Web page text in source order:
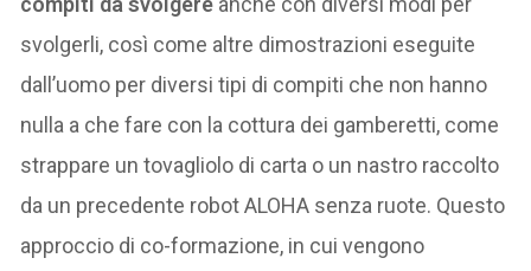
svolgerli, così come altre dimostrazioni eseguite
dall’uomo per diversi tipi di compiti che non hanno
nulla a che fare con la cottura dei gamberetti, come
strappare un tovagliolo di carta o un nastro raccolto
da un precedente robot ALOHA senza ruote. Questo
approccio di co-formazione, in cui vengono